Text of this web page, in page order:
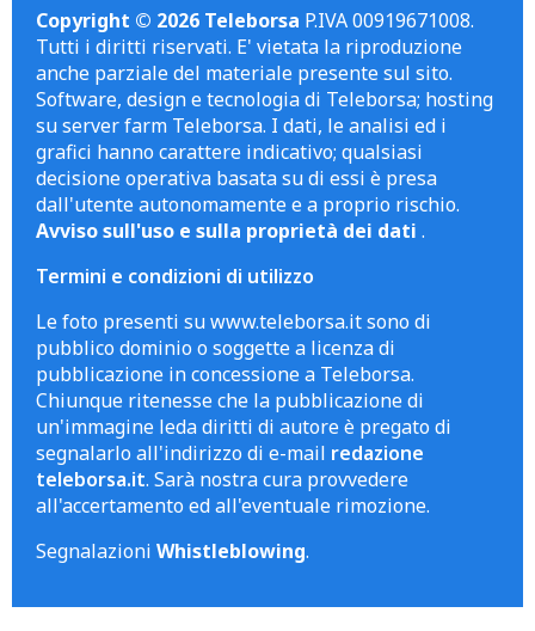
Copyright © 2026 Teleborsa P.IVA 00919671008.
Tutti i diritti riservati. E' vietata la riproduzione
anche parziale del materiale presente sul sito.
Software, design e tecnologia di Teleborsa; hosting
su server farm Teleborsa. I dati, le analisi ed i
grafici hanno carattere indicativo; qualsiasi
decisione operativa basata su di essi è presa
dall'utente autonomamente e a proprio rischio.
Avviso sull'uso e sulla proprietà dei dati .
Termini e condizioni di utilizzo
Le foto presenti su www.teleborsa.it sono di
pubblico dominio o soggette a licenza di
pubblicazione in concessione a Teleborsa.
Chiunque ritenesse che la pubblicazione di
un'immagine leda diritti di autore è pregato di
segnalarlo all'indirizzo di e-mail redazione
teleborsa.it. Sarà nostra cura provvedere
all'accertamento ed all'eventuale rimozione.
Segnalazioni Whistleblowing.